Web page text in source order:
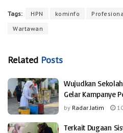
Tags: HPN kominfo
Wartawan
Related Posts
Wujudkan
Gelar Kampanye
by Radar Jatim
Terkait Dugaan